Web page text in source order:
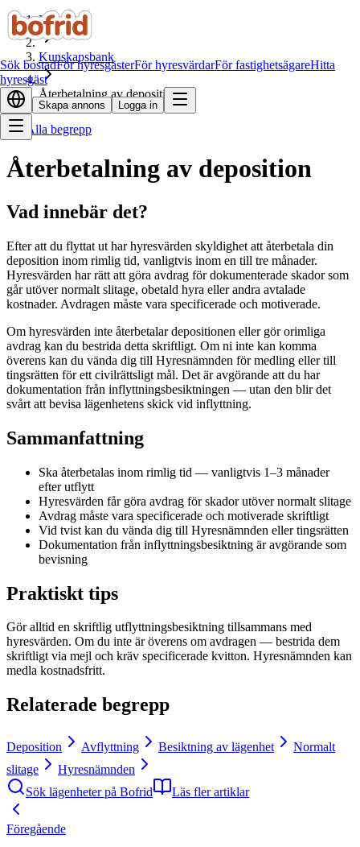
Sök bostadFör hyresgästerFör hyresvärdarFör fastighetsägareHitta
hyresgäst
Skapa annons Logga in
Hem
Kunskapsbank
Återbetalning av deposition
Alla begrepp
Återbetalning av deposition
Vad innebär det?
Efter att du flyttat ut har hyresvärden skyldighet att återbetala din
deposition inom rimlig tid, vanligtvis inom en till tre månader.
Hyresvärden har rätt att göra avdrag för dokumenterade skador som
går utöver normalt slitage, obetald hyra eller andra avtalade
kostnader. Avdragen måste vara specificerade och motiverade.
Om hyresvärden inte återbetalar depositionen eller gör orimliga
avdrag kan du bestrida detta skriftligt. Om ni inte kan komma
överens kan du vända dig till Hyresnämnden för medling eller till
tingsrätten för ett civilrättsligt mål. Det är avgörande att du har
dokumentation från inflyttningsbesiktningen — utan den blir det
svårt att bevisa lägenhetens skick vid inflyttning.
Sammanfattning
Ska återbetalas inom rimlig tid — vanligtvis 1–3 månader
efter utflytt
Hyresvärden får göra avdrag för skador utöver normalt slitage
Avdrag måste vara specificerade och motiverade skriftligt
Vid tvist kan du vända dig till Hyresnämnden eller tingsrätten
Dokumentation från inflyttningsbesiktning är avgörande som
bevisning
Praktiskt tips
Gör alltid en skriftlig utflyttningsbesiktning tillsammans med
hyresvärden. Om du inte är överens om avdragen — bestrida dem
skriftligt via mejl och kräv specificerade kvitton. Hyresnämnden kan
medla kostnadsfritt.
Relaterade begrepp
Deposition Avflyttning Besiktning av lägenhet
Normalt
slitage
Hyresnämnden
Sök lägenheter på Bofrid
Läs fler artiklar
Föregående